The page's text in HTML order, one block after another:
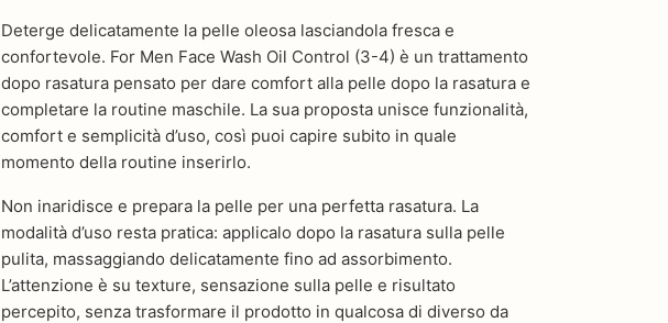
Deterge delicatamente la pelle oleosa lasciandola fresca e
confortevole. For Men Face Wash Oil Control (3-4) è un trattamento
dopo rasatura pensato per dare comfort alla pelle dopo la rasatura e
completare la routine maschile. La sua proposta unisce funzionalità,
comfort e semplicità d’uso, così puoi capire subito in quale
momento della routine inserirlo.
Non inaridisce e prepara la pelle per una perfetta rasatura. La
modalità d’uso resta pratica: applicalo dopo la rasatura sulla pelle
pulita, massaggiando delicatamente fino ad assorbimento.
L’attenzione è su texture, sensazione sulla pelle e risultato
percepito, senza trasformare il prodotto in qualcosa di diverso da